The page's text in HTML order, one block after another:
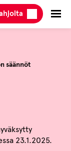
säännöt
23.1.2025.